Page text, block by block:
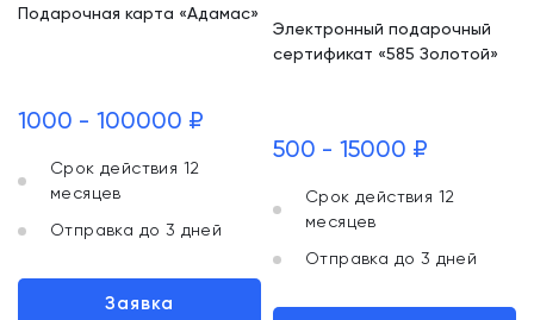
Подарочная карта «Адамас»
1000 - 100000 ₽
Срок действия 12
месяцев
Отправка до 3 дней
Заявка
Электронный подарочный
сертификат «585 Золотой»
500 - 15000 ₽
Срок действия 12
месяцев
Отправка до 3 дней